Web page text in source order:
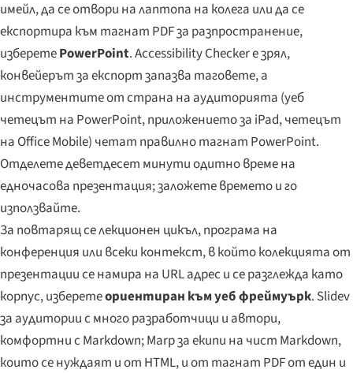
имейл, да се отвори на лаптопа на колега или да се
експортира към тагнат PDF за разпространение,
изберетеPowerPoint. Accessibility Checker е зрял,
конвейерът за експорт запазва таговете, а
инструментите от страна на аудиторията (уеб
четецът на PowerPoint, приложението за iPad, четецът
на Office Mobile) четат правилно тагнат PowerPoint.
Отделете деветдесет минути одитно време на
едночасова презентация; заложете времето и го
използвайте.
За повтарящ се лекционен цикъл, програма на
конференция или всеки контекст, в който колекцията от
презентации се намира на URL адрес и се разглежда като
корпус, изберетеориентиран към уеб фреймуърк. Slidev
за аудитории с много разработчици и автори,
комфортни с Markdown; Marp за екипи на чист Markdown,
които се нуждаят и от HTML, и от тагнат PDF от един и